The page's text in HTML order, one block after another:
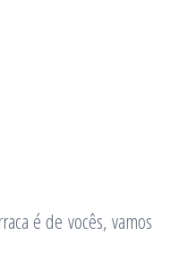
é de vocês, vamos